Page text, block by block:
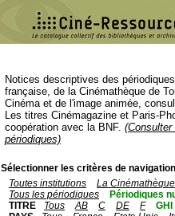
Notices descriptives des
française, de la Cinémathèque de
Cinéma et de l'image animée,
Les titres Cinémagazine et Paris-
coopération avec la BNF.
périodiques)
Sélectionner les critères de
Toutes institutions
La
Tous les périodiques
Périodiques
TITRE
Tous AB C DE F
GHI